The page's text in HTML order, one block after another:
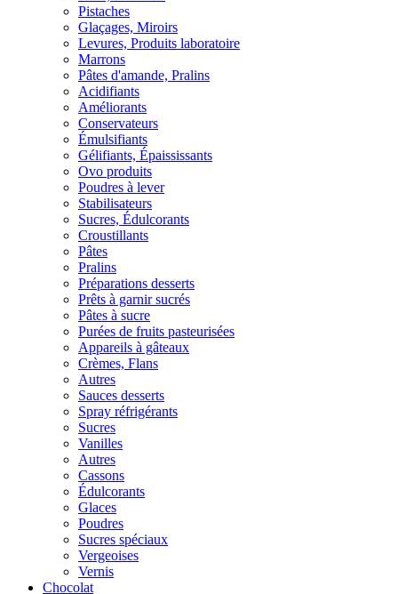
Pistaches
Glaçages, Miroirs
Levures, Produits laboratoire
Marrons
Pâtes d'amande, Pralins
Acidifiants
Améliorants
Conservateurs
Émulsifiants
Gélifiants, Épaississants
Ovo produits
Poudres à lever
Stabilisateurs
Sucres, Édulcorants
Croustillants
Pâtes
Pralins
Préparations desserts
Prêts à garnir sucrés
Pâtes à sucre
Purées de fruits pasteurisées
Appareils à gâteaux
Crèmes, Flans
Autres
Sauces desserts
Spray réfrigérants
Sucres
Vanilles
Autres
Cassons
Édulcorants
Glaces
Poudres
Sucres spéciaux
Vergeoises
Vernis
Chocolat